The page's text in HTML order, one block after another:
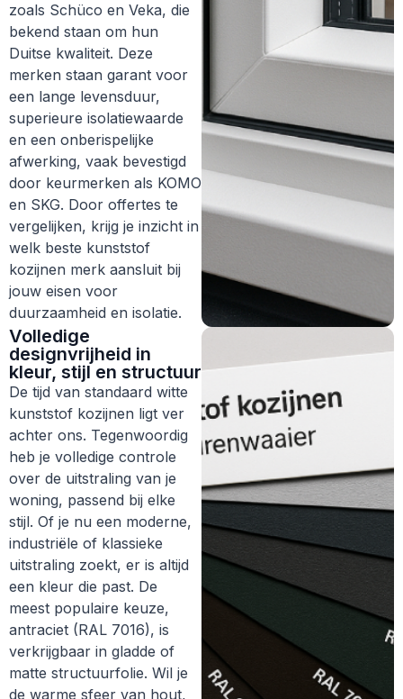
zoals Schüco en Veka, die
bekend staan om hun
Duitse kwaliteit. Deze
merken staan garant voor
een lange levensduur,
superieure isolatiewaarde
en een onberispelijke
afwerking, vaak bevestigd
door keurmerken als KOMO
en SKG. Door offertes te
vergelijken, krijg je inzicht in
welk beste kunststof
kozijnen merk aansluit bij
jouw eisen voor
duurzaamheid en isolatie.
Volledige
designvrijheid in
kleur, stijl en structuur
De tijd van standaard witte
kunststof kozijnen ligt ver
achter ons. Tegenwoordig
heb je volledige controle
over de uitstraling van je
woning, passend bij elke
stijl. Of je nu een moderne,
industriële of klassieke
uitstraling zoekt, er is altijd
een kleur die past. De
meest populaire keuze,
antraciet (RAL 7016), is
verkrijgbaar in gladde of
matte structuurfolie. Wil je
de warme sfeer van hout,